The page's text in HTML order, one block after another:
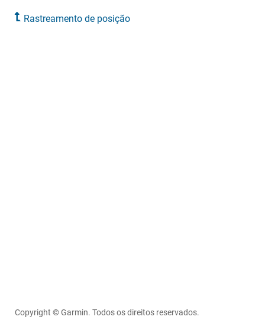
Rastreamento de posição
Copyright © Garmin. Todos os direitos reservados.